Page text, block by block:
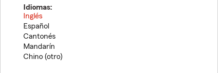
Idiomas:
Inglés
Español
Cantonés
Mandarín
Chino (otro)